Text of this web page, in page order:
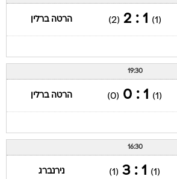
(1)
1 : 2
(2) הרטה ברלין
19:30
(1)
1 : 0
(0) הרטה ברלין
16:30
(1)
1 : 3
(1) נירנברג